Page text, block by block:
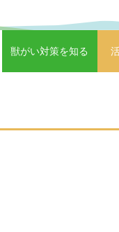
獣がい対策を知る